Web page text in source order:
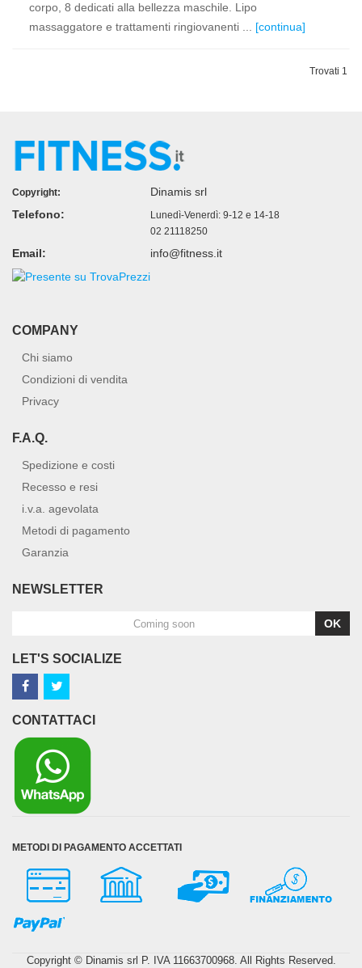
corpo, 8 dedicati alla bellezza maschile. Lipo
massaggatore e trattamenti ringiovanenti ... [continua]
Trovati 1
Copyright:
Dinamis srl
Telefono:
Lunedì-Venerdì: 9-12 e 14-18
02 21118250
Email: info@fitness.it
COMPANY
Chi siamo
Condizioni di vendita
Privacy
F.A.Q.
Spedizione e costi
Recesso e resi
i.v.a. agevolata
Metodi di pagamento
Garanzia
NEWSLETTER
OK
LET'S SOCIALIZE
CONTATTACI
METODI DI PAGAMENTO ACCETTATI
Copyright © Dinamis srl P. IVA 11663700968. All Rights Reserved.